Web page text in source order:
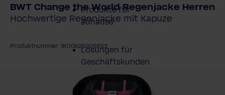
Produkte für
Zuhause
Lösungen für
Geschäftskunden
Kundenservice
BWT Change the World Regenjacke Herren
Hochwertige Regenjacke mit Kapuze
Produktnummer: 9010625025853
überspringen